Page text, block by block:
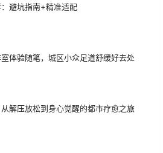
避坑指南+精准适配
体验随笔，城区小众足道舒缓好去处
解压放松到身心觉醒的都市疗愈之旅